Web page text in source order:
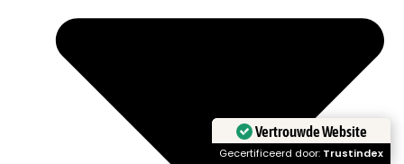
Vertrouwde Website
Gecertificeerd door: Trustindex